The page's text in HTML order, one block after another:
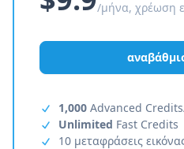
/μήνα, χρέωση
1,000 Advanced
Unlimited Fast Credits
10 μεταφράσεις